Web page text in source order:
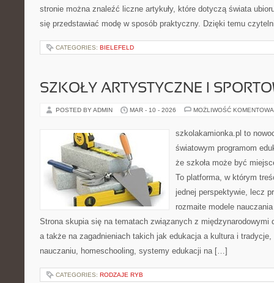
stronie można znaleźć liczne artykuły, które dotyczą świata
się przedstawiać modę w sposób praktyczny. Dzięki temu
CATEGORIES: BIELEFELD
SZKOŁY ARTYSTYCZNE I
POSTED BY ADMIN MAR - 10 - 2026 MOŻLIWOŚĆ
szkolakamionka.pl to
światowym programom
że szkoła może być
To platforma, w którym
jednej perspektywie, lecz
rozmaite modele
Strona skupia się na tematach związanych z międzynarodowymi
a także na zagadnieniach takich jak edukacja a kultura i
nauczaniu, homeschooling, systemy edukacji na […]
CATEGORIES: RODZAJE RYB